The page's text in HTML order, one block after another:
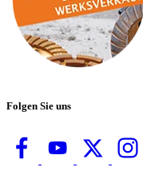
Folgen Sie uns